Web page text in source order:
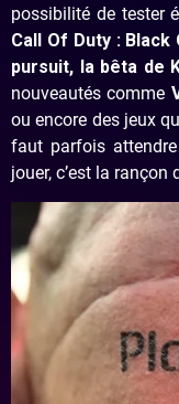
possibilité de tester
Call Of Duty :
pursuit, la bêta de
nouveautés comme
ou encore des jeux
faut parfois
jouer, c’est la rançon